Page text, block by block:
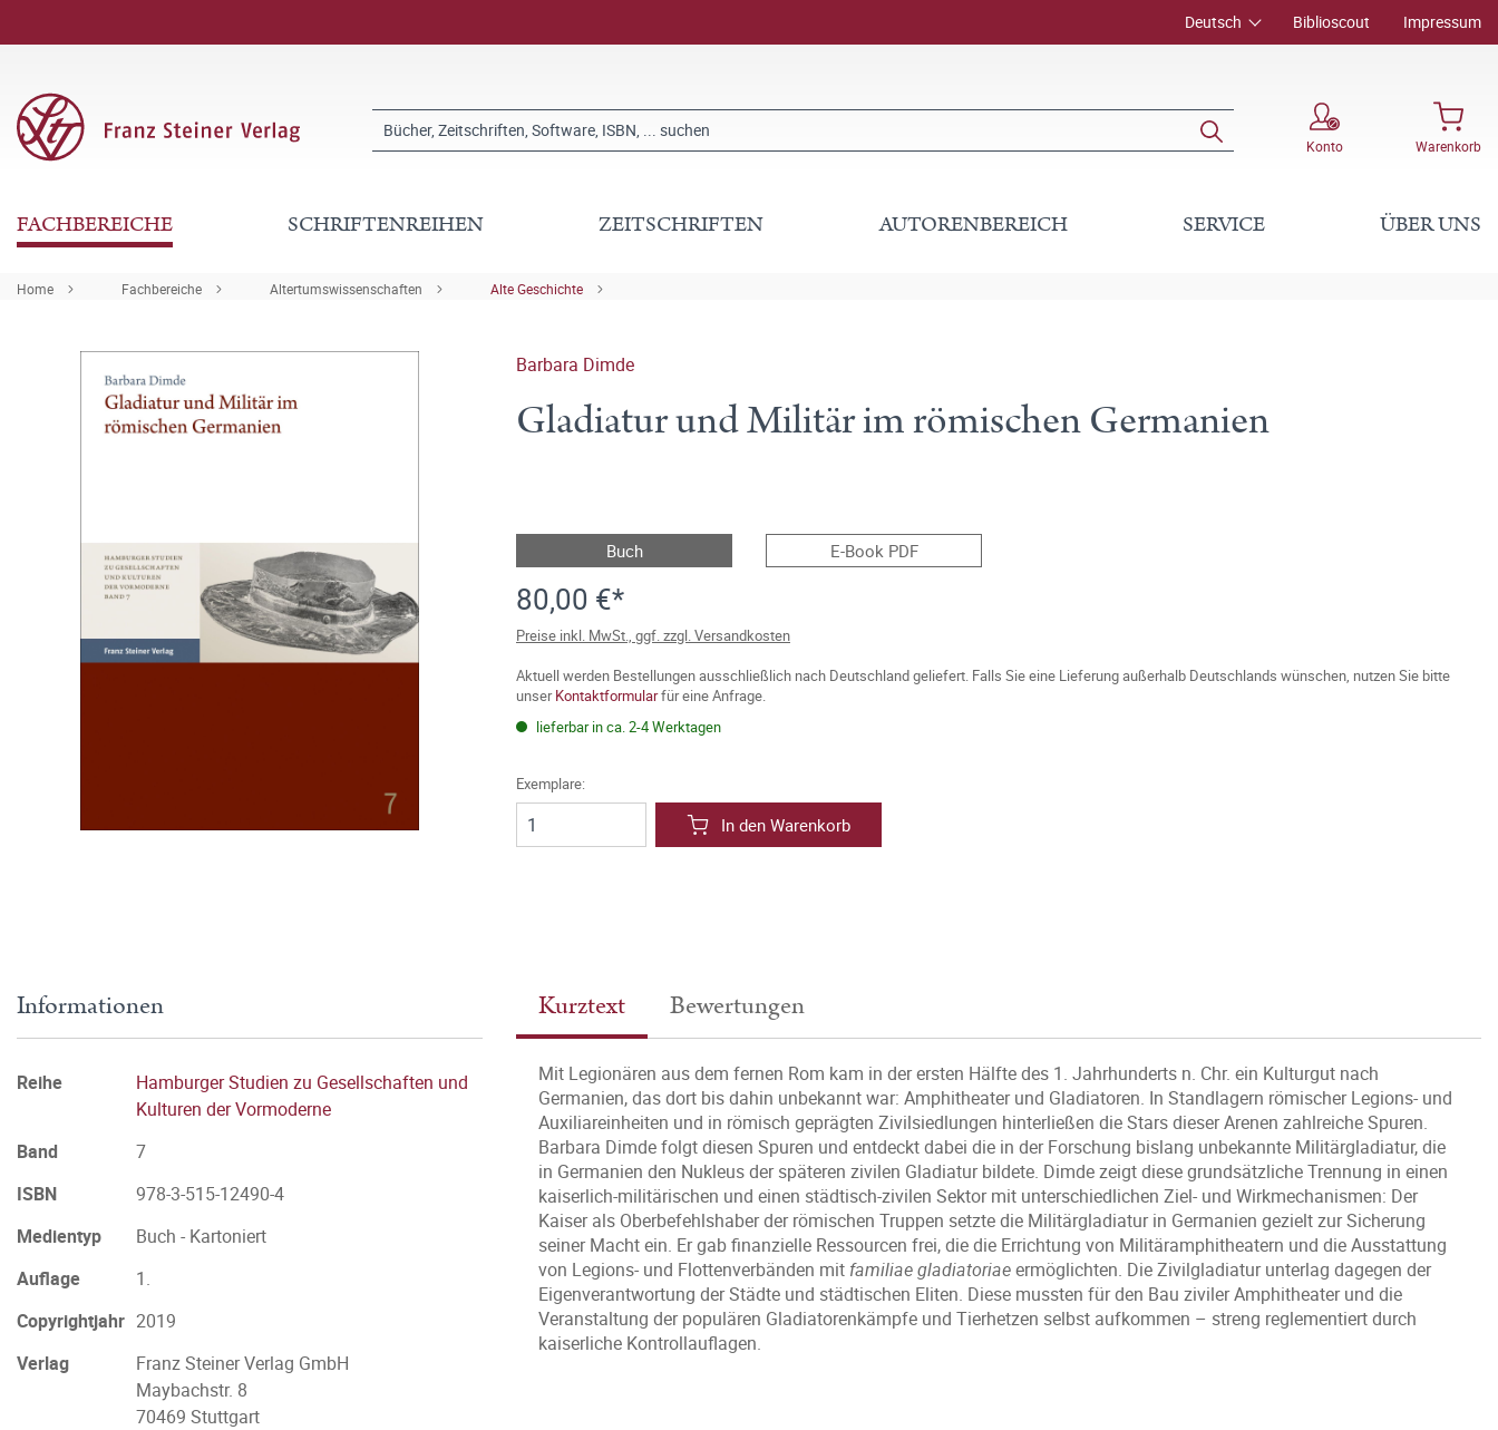
Deutsch Biblioscout Impressum
Konto Warenkorb
FACHBEREICHE SCHRIFTENREIHEN ZEITSCHRIFTEN AUTORENBEREICH SERVICE ÜBER UNS
Home Fachbereiche Altertumswissenschaften Alte Geschichte
Barbara Dimde
Gladiatur und Militär im römischen Germanien
Buch E-Book PDF
80,00 €*
Preise inkl. MwSt., ggf. zzgl. Versandkosten
Aktuell werden Bestellungen ausschließlich nach Deutschland geliefert. Falls Sie eine Lieferung außerhalb Deutschlands wünschen, nutzen Sie bitte
unserKontaktformularfür eine Anfrage.
lieferbar in ca. 2-4 Werktagen
Exemplare:
In den Warenkorb
Kurztext Bewertungen
Mit Legionären aus dem fernen Rom kam in der ersten Hälfte des 1. Jahrhunderts n. Chr. ein Kulturgut nach
Germanien, das dort bis dahin unbekannt war: Amphitheater und Gladiatoren. In Standlagern römischer Legions- und
Auxiliareinheiten und in römisch geprägten Zivilsiedlungen hinterließen die Stars dieser Arenen zahlreiche Spuren.
Barbara Dimde folgt diesen Spuren und entdeckt dabei die in der Forschung bislang unbekannte Militärgladiatur, die
in Germanien den Nukleus der späteren zivilen Gladiatur bildete. Dimde zeigt diese grundsätzliche Trennung in einen
kaiserlich-militärischen und einen städtisch-zivilen Sektor mit unterschiedlichen Ziel- und Wirkmechanismen: Der
Kaiser als Oberbefehlshaber der römischen Truppen setzte die Militärgladiatur in Germanien gezielt zur Sicherung
seiner Macht ein. Er gab finanzielle Ressourcen frei, die die Errichtung von Militäramphitheatern und die Ausstattung
von Legions- und Flottenverbänden mit familiae gladiatoriaeermöglichten. Die Zivilgladiatur unterlag dagegen der
Eigenverantwortung der Städte und städtischen Eliten. Diese mussten für den Bau ziviler Amphitheater und die
Veranstaltung der populären Gladiatorenkämpfe und Tierhetzen selbst aufkommen – streng reglementiert durch
kaiserliche Kontrollauflagen.
Informationen
Reihe
Hamburger Studien zu Gesellschaften und
Kulturen der Vormoderne
Band
7
ISBN
978-3-515-12490-4
Medientyp
Buch - Kartoniert
Auflage
1.
Copyrightjahr 2019
Verlag
Franz Steiner Verlag GmbH
Maybachstr. 8
70469 Stuttgart